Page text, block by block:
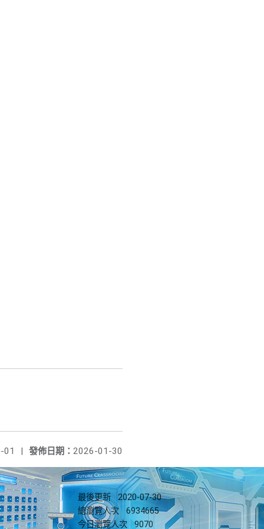
發佈日期： 2026-01-30
01 |
最後更新
2020-07-30
總瀏覽人次
6934665
今日瀏覽人次
9070